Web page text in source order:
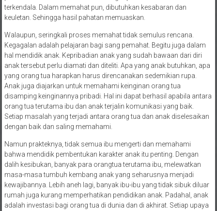
terkendala. Dalam memahat pun, dibutuhkan kesabaran dan
keuletan. Sehingga hasil pahatan memuaskan.
Walaupun, seringkali proses memahat tidak semulus rencana.
Kegagalan adalah pelajaran bagi sang pemahat. Begitu juga dalam
hal mendidik anak. Kepribadian anak yang sudah bawaan dari diri
anak tersebut perlu diamati dan diteliti. Apa yang anak butuhkan, apa
yang orang tua harapkan harus direncanakan sedemikian rupa.
Anak juga diajarkan untuk memahami keinginan orang tua
disamping keinginannya pribadi. Hal ini dapat berhasil apabila antara
orang tua terutama ibu dan anak terjalin komunikasi yang baik.
Setiap masalah yang terjadi antara orang tua dan anak diselesaikan
dengan baik dan saling memahami.
Namun prakteknya, tidak semua ibu mengerti dan memahami
bahwa mendidik pembentukan karakter anak itu penting. Dengan
dalih kesibukan, banyak para orangtua terutama ibu, melewatkan
masa-masa tumbuh kembang anak yang seharusnya menjadi
kewajibannya. Lebih aneh lagi, banyak ibu-ibu yang tidak sibuk diluar
rumah juga kurang memperhatikan pendidikan anak. Padahal, anak
adalah investasi bagi orang tua di dunia dan di akhirat. Setiap upaya